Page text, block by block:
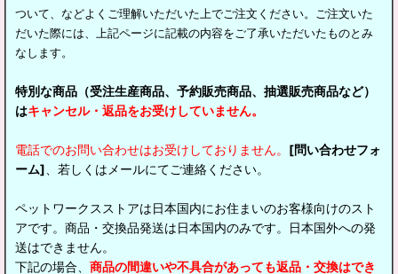
ついて、などよくご理解いただいた上でご注文ください。ご注文いた
だいた際には、上記ページに記載の内容をご了承いただいたものとみ
なします。
特別な商品（受注生産商品、予約販売商品、抽選販売商品など）
はキャンセル・返品をお受けしていません。
電話でのお問い合わせはお受けしておりません。 [問い合わせフォ
ーム]、若しくはメールにてご連絡ください。
ペットワークスストアは日本国内にお住まいのお客様向けのスト
アです。商品・交換品発送は日本国内のみです。日本国外への発
送はできません。
下記の場合、 商品の間違いや不具合があっても返品・交換はでき